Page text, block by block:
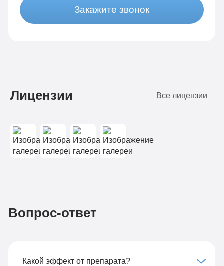
Закажите звонок
Лицензии Все лицензии
Вопрос-ответ
Какой эффект от препарата?